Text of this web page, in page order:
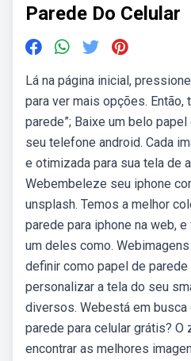
Parede Do Celular
Lá na página inicial,
para ver mais opções. Então,
parede”; Baixe um belo
seu telefone android. Cada
e otimizada para sua tela de
Webembeleze seu iphone
unsplash. Temos a melhor
parede para iphone na web,
um deles como.
definir como papel de parede
personalizar a tela do seu
diversos. Webestá em busca
parede para celular grátis? O
encontrar as melhores